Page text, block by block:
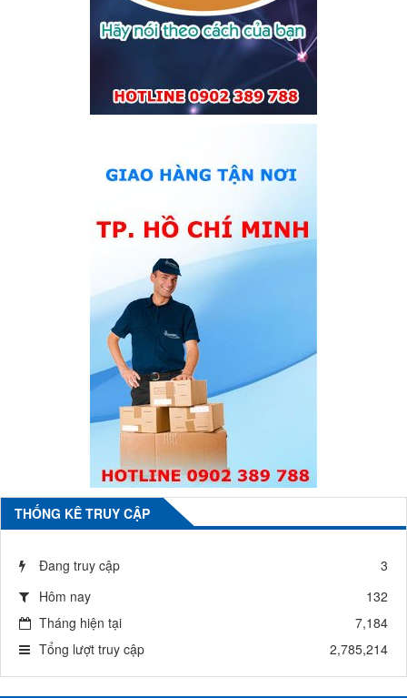
THỐNG KÊ TRUY CẬP
Đang truy cập
3
Hôm nay
132
Tháng hiện tại
7,184
Tổng lượt truy cập
2,785,214